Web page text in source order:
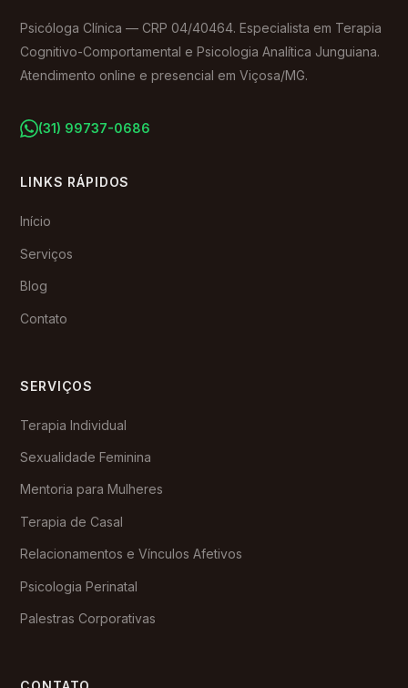
Psicóloga Clínica — CRP 04/40464. Especialista em Terapia
Cognitivo-Comportamental e Psicologia Analítica Junguiana.
Atendimento online e presencial em Viçosa/MG.
(31) 99737-0686
LINKS RÁPIDOS
Início
Serviços
Blog
Contato
SERVIÇOS
Terapia Individual
Sexualidade Feminina
Mentoria para Mulheres
Terapia de Casal
Relacionamentos e Vínculos Afetivos
Psicologia Perinatal
Palestras Corporativas